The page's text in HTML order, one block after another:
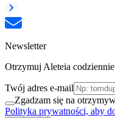
Newsletter
Otrzymuj Aleteia
Twój adres e-mail
Zgadzam się na
Polityka prywatności, aby